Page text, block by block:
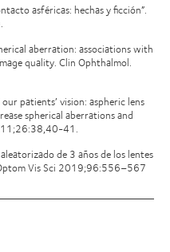
asféricas: hechas y ficción”.
aberration: associations with
quality. Clin Ophthalmol.
patients’ vision: aspheric lens
spherical aberrations and
41.
de 3 años de los lentes
Vis Sci 2019;96:556–567